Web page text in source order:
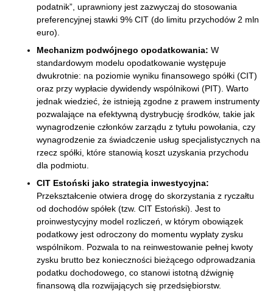
podatnik”, uprawniony jest zazwyczaj do stosowania
preferencyjnej stawki 9% CIT (do limitu przychodów 2 mln
euro).
Mechanizm podwójnego opodatkowania: W
standardowym modelu opodatkowanie występuje
dwukrotnie: na poziomie wyniku finansowego spółki (CIT)
oraz przy wypłacie dywidendy wspólnikowi (PIT). Warto
jednak wiedzieć, że istnieją zgodne z prawem instrumenty
pozwalające na efektywną dystrybucję środków, takie jak
wynagrodzenie członków zarządu z tytułu powołania, czy
wynagrodzenie za świadczenie usług specjalistycznych na
rzecz spółki, które stanowią koszt uzyskania przychodu
dla podmiotu.
CIT Estoński jako strategia inwestycyjna:
Przekształcenie otwiera drogę do skorzystania z ryczałtu
od dochodów spółek (tzw. CIT Estoński). Jest to
proinwestycyjny model rozliczeń, w którym obowiązek
podatkowy jest odroczony do momentu wypłaty zysku
wspólnikom. Pozwala to na reinwestowanie pełnej kwoty
zysku brutto bez konieczności bieżącego odprowadzania
podatku dochodowego, co stanowi istotną dźwignię
finansową dla rozwijających się przedsiębiorstw.